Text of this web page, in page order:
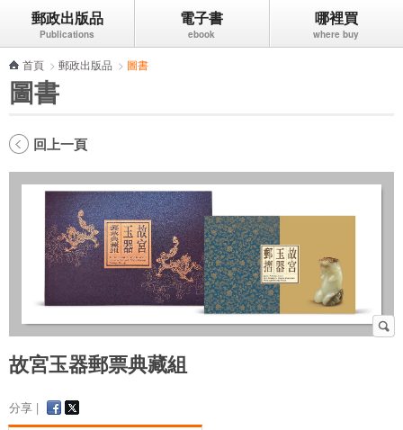
跳到主要內容區塊
郵政出版品 電子書 哪裡買
首頁 > 郵政出版品 > 圖書
圖書
回上一頁
故宮玉器郵票典藏組
分享 |